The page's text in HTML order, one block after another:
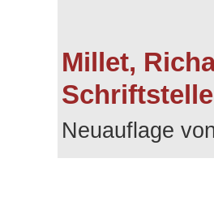
Millet,
Neuauflage